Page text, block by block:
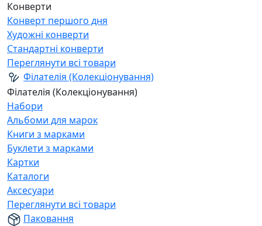
Конверти
Конверт першого дня
Художні конверти
Стандартні конверти
Переглянути всі товари
Філателія (Колекціонування)
Філателія (Колекціонування)
Набори
Альбоми для марок
Книги з марками
Буклети з марками
Картки
Каталоги
Аксесуари
Переглянути всі товари
Паковання